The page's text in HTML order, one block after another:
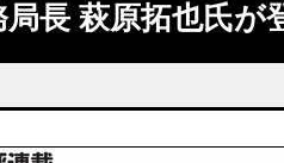
長 萩原拓也氏が